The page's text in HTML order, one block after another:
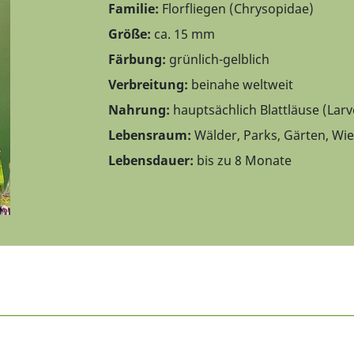
Familie: Florfliegen (Chrysopidae)
Größe: ca. 15 mm
Färbung: grünlich-gelblich
Verbreitung: beinahe weltweit
Nahrung: hauptsächlich Blattläuse
Lebensraum: Wälder, Parks, Gärten,
Lebensdauer: bis zu 8 Monate